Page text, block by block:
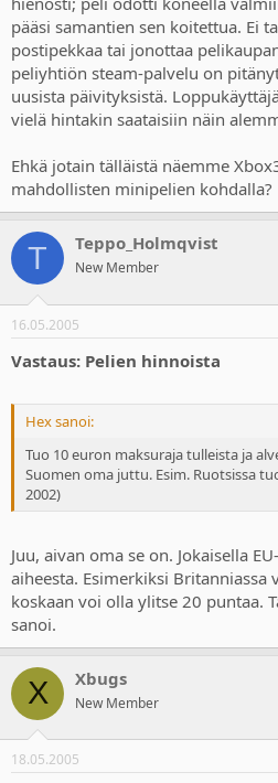
pääsi samantien sen koitettua. Ei
postipekkaa tai jonottaa
peliyhtiön steam-palvelu on
uusista päivityksistä.
vielä hintakin saataisiin näin
Ehkä jotain tälläistä näemme
mahdollisten minipelien kohdalla?
T Teppo_Holmqvist
New Member
16.05.2005
Vastaus: Pelien hinnoista
Hex sanoi:
Tuo 10 euron maksuraja tulleista ja
Suomen oma juttu. Esim. Ruotsissa
2002)
Juu, aivan oma se on. Jokaisella
aiheesta. Esimerkiksi Britanniassa
koskaan voi olla ylitse 20 puntaa.
sanoi.
X Xbugs
New Member
18.05.2005